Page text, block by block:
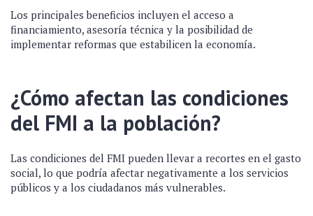
Los principales beneficios incluyen el acceso a
financiamiento, asesoría técnica y la posibilidad de
implementar reformas que estabilicen la economía.
¿Cómo afectan las condiciones
del FMI a la población?
Las condiciones del FMI pueden llevar a recortes en el gasto
social, lo que podría afectar negativamente a los servicios
públicos y a los ciudadanos más vulnerables.